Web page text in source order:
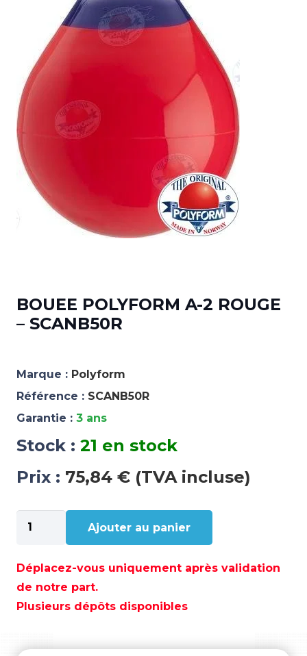
BOUEE POLYFORM A-2 ROUGE
– SCANB50R
Marque : Polyform
Référence : SCANB50R
Garantie : 3 ans
Stock : 21 en stock
Prix : 75,84 € (TVA incluse)
quantité
de
POLYFORM
A-
2
SCANB50R
Ajouter au panier
Déplacez-vous uniquement après validation
de notre part.
Plusieurs dépôts disponibles